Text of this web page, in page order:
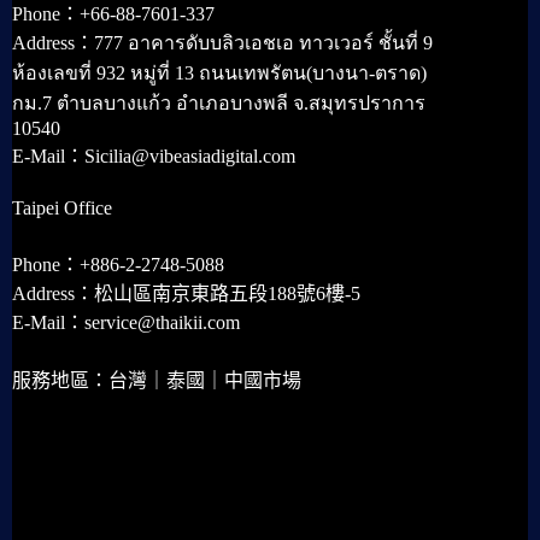
Phone：+66-88-7601-337
Address：777 อาคารดับบลิวเอชเอ ทาวเวอร์ ชั้นที่ 9
ห้องเลขที่ 932 หมู่ที่ 13 ถนนเทพรัตน(บางนา-ตราด)
กม.7 ตำบลบางแก้ว อำเภอบางพลี จ.สมุทรปราการ
10540
E-Mail：Sicilia@vibeasiadigital.com
Taipei Office
Phone：+886-2-2748-5088
Address：松山區南京東路五段188號6樓-5
E-Mail：service@thaikii.com
服務地區：台灣｜泰國｜中國市場